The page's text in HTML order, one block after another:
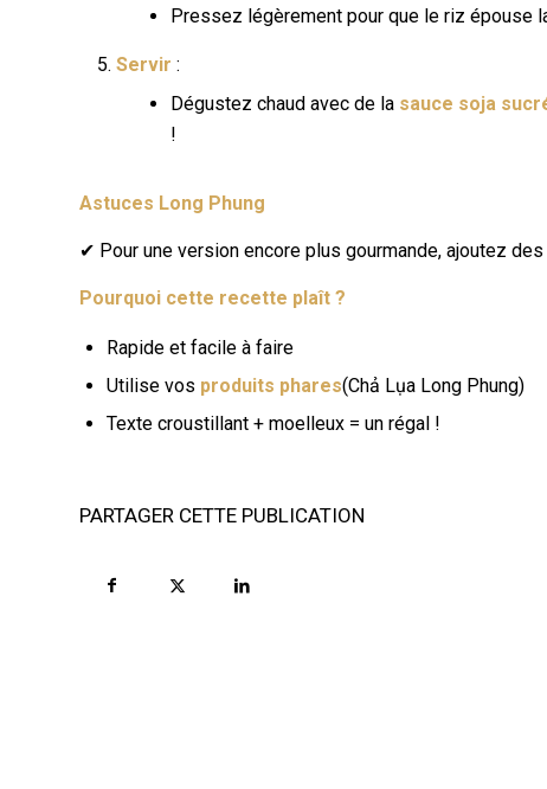
Pressez légèrement pour que le riz épouse
Servir :
Dégustez chaud avec de la sauce soja
!
Astuces Long Phung
✔ Pour une version encore plus gourmande, ajoutez
Pourquoi cette recette plaît ?
Rapide et facile à faire
Utilise vos produits phares(Chả Lụa Long Phung)
Texte croustillant + moelleux = un régal !
PARTAGER CETTE PUBLICATION